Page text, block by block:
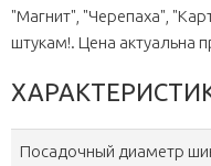
"Магнит", "Черепаха",
штукам!. Цена актуальна
Посадочный диаметр